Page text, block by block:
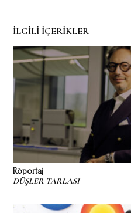
İLGİLİ İÇERİKLER
Röportaj
DÜŞLER TARLASI